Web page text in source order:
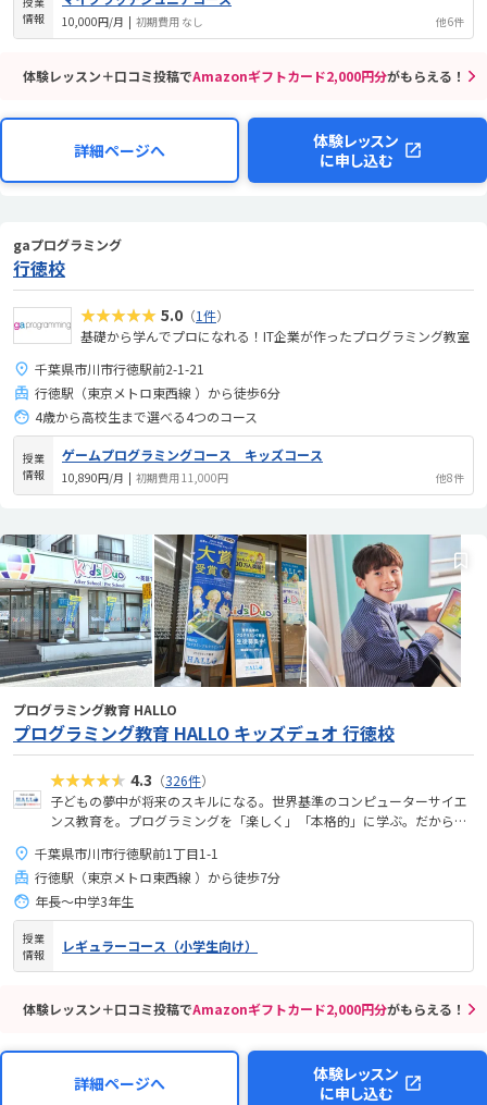
情報
10,000円/月 | 初期費用 なし 他6件
体験レッスン＋口コミ投稿でAmazonギフトカード2,000円分がもらえる！
詳細ページへ
体験レッスン
に申し込む
gaプログラミング
行徳校
★★★★★ 5.0 （1件）
基礎から学んでプロになれる！IT企業が作ったプログラミング教室
千葉県市川市行徳駅前2-1-21
行徳駅（東京メトロ東西線 ）から徒歩6分
4歳から高校生まで選べる4つのコース
授業
情報
ゲームプログラミングコース キッズコース
10,890円/月 | 初期費用 11,000円 他8件
プログラミング教育 HALLO
プログラミング教育 HALLO キッズデュオ 行徳校
★★★★★ 4.3 （326件）
子どもの夢中が将来のスキルになる。世界基準のコンピューターサイエ
ンス教育を。プログラミングを「楽しく」「本格的」に学ぶ。だから、
千葉県市川市行徳駅前1丁目1-1
行徳駅（東京メトロ東西線 ）から徒歩7分
年長～中学3年生
授業
情報
レギュラーコース（小学生向け）
体験レッスン＋口コミ投稿でAmazonギフトカード2,000円分がもらえる！
詳細ページへ
体験レッスン
に申し込む